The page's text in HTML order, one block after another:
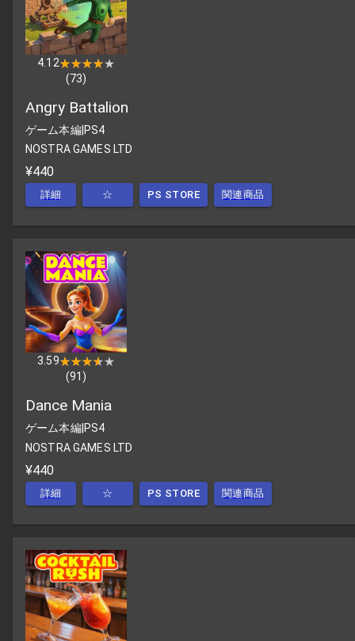
4.12★★★★★
★★★★★
(73)
Angry Battalion
ゲーム本編|PS4
NOSTRA GAMES LTD
¥440
詳細 ☆ PS STORE 関連商品
3.59★★★★★
★★★★★
(91 )
Dance Mania
ゲーム本編| PS4
NOSTRA GAMES LTD
¥440
詳細 ☆ PS STORE 関連商品